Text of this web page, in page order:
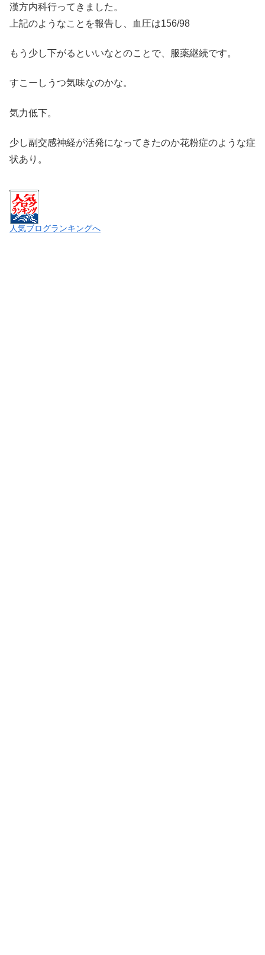
漢方内科行ってきました。
上記のようなことを報告し、血圧は156/98
もう少し下がるといいなとのことで、服薬継続です。
すこーしうつ気味なのかな。
気力低下。
少し副交感神経が活発になってきたのか花粉症のような症
状あり。
人気ブログランキングへ